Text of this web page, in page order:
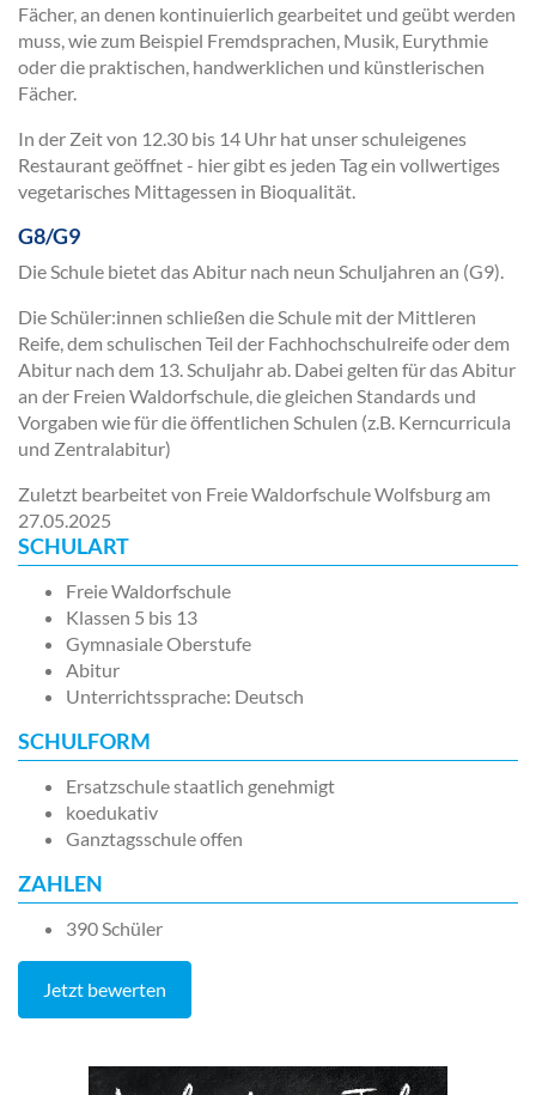
Fächer, an denen kontinuierlich gearbeitet und geübt werden
muss, wie zum Beispiel Fremdsprachen, Musik, Eurythmie
oder die praktischen, handwerklichen und künstlerischen
Fächer.
In der Zeit von 12.30 bis 14 Uhr hat unser schuleigenes
Restaurant geöffnet - hier gibt es jeden Tag ein vollwertiges
vegetarisches Mittagessen in Bioqualität.
G8/G9
Die Schule bietet das Abitur nach neun Schuljahren an (G9).
Die Schüler:innen schließen die Schule mit der Mittleren
Reife, dem schulischen Teil der Fachhochschulreife oder dem
Abitur nach dem 13. Schuljahr ab. Dabei gelten für das Abitur
an der Freien Waldorfschule, die gleichen Standards und
Vorgaben wie für die öffentlichen Schulen (z.B. Kerncurricula
und Zentralabitur)
Zuletzt bearbeitet von Freie Waldorfschule Wolfsburg am
27.05.2025
SCHULART
Freie Waldorfschule
Klassen 5 bis 13
Gymnasiale Oberstufe
Abitur
Unterrichtssprache: Deutsch
SCHULFORM
Ersatzschule staatlich genehmigt
koedukativ
Ganztagsschule offen
ZAHLEN
390 Schüler
Jetzt bewerten